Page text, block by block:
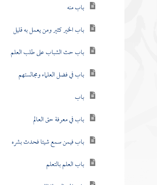
باب منه
باب الخير كثير ومن يعمل به قليل
باب حث الشباب على طلب العلم
باب في فضل العلماء ومجالستهم
باب
باب في معرفة حق العالم
باب فيمن سمع شيئا فحدث بشره
باب العلم بالتعلم